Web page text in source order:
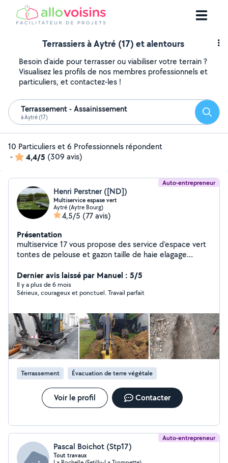
Terrassiers à Aytré (17) et alentours
Besoin d'aide pour terrasser ou viabiliser votre terrain ?
Visualisez les profils de nos membres professionnels et
particuliers, et contactez-les !
Terrassement - Assainissement
à Aytré (17)
10 Particuliers et 6 Professionnels répondent
-
4,4/5 (309 avis)
Auto-entrepreneur
Henri Perstner ([ND])
Multiservice espase vert
Aytré (Aytre Bourg)
4,5/5 (77 avis)
Présentation
multiservice 17 vous propose des service d'espace vert
tontes de pelouse et gazon taille de haie elagage
également du de nettoyage de fin chantier
Dernier avis laissé par Manuel : 5/5
Il y a plus de 6 mois
Sérieux, courageux et ponctuel. Travail parfait
Terrassement Évacuation de terre végétale
Voir le profil Contacter
Auto-entrepreneur
Pascal Boichot (Stp17)
Tout travaux